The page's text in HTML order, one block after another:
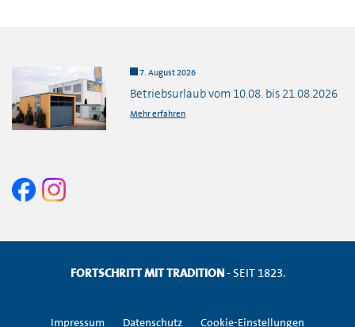
7. August 2026
Betriebsurlaub vom 10.08. bis 21.08.2026
Mehr erfahren
FORTSCHRITT MIT TRADITION- SEIT 1823.
Impressum Datenschutz Cookie-Einstellungen